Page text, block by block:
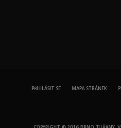
PŘIHLÁSIT SE MAPA STRÁNEK